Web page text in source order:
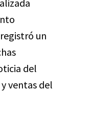
un
del
ventas del